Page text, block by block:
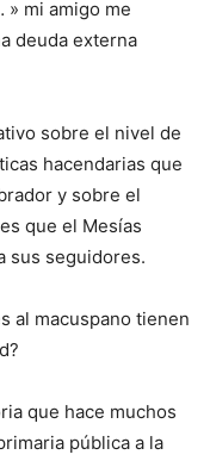
mi amigo me
deuda externa
sobre el nivel de
hacendarias que
y sobre el
que el Mesías
sus seguidores.
al macuspano tienen
que hace muchos
pública a la